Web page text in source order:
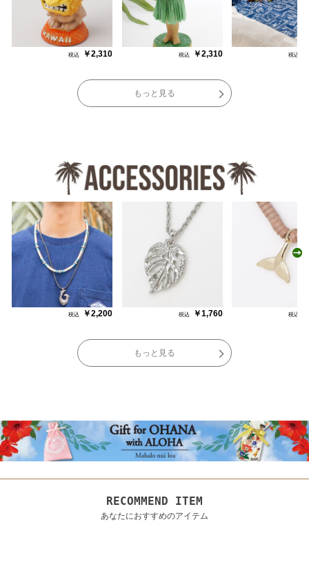
￥2,310 ￥2,310
もっと見る
￥2,200 ￥1,760
もっと見る
RECOMMEND ITEM
あなたにおすすめのアイテム